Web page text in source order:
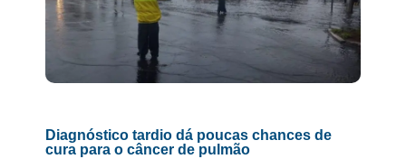
Diagnóstico tardio dá poucas chances de
cura para o câncer de pulmão